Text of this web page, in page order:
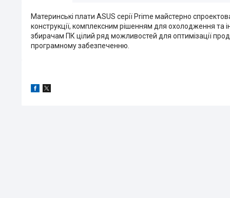
Материнські плати ASUS серії Prime майстерно
конструкції, комплексним рішенням для охолодження та
збирачам ПК цілий ряд можливостей для оптимізації
програмному забезпеченню.